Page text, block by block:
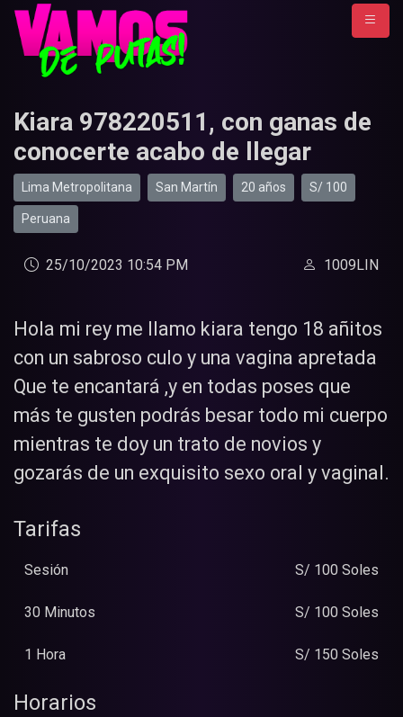
Kiara 978220511, con ganas de
conocerte acabo de llegar
Lima Metropolitana San Martín 20 años S/ 100
Peruana
25/10/2023 10:54 PM 1009LIN
Hola mi rey me llamo kiara tengo 18 añitos
con un sabroso culo y una vagina apretada
Que te encantará ,y en todas poses que
más te gusten podrás besar todo mi cuerpo
mientras te doy un trato de novios y
gozarás de un exquisito sexo oral y vaginal.
Tarifas
Sesión S/ 100 Soles
30 Minutos S/ 100 Soles
1 Hora S/ 150 Soles
Horarios